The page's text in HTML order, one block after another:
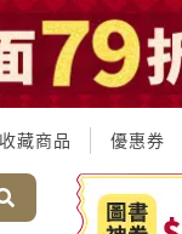
收藏商品 優惠券